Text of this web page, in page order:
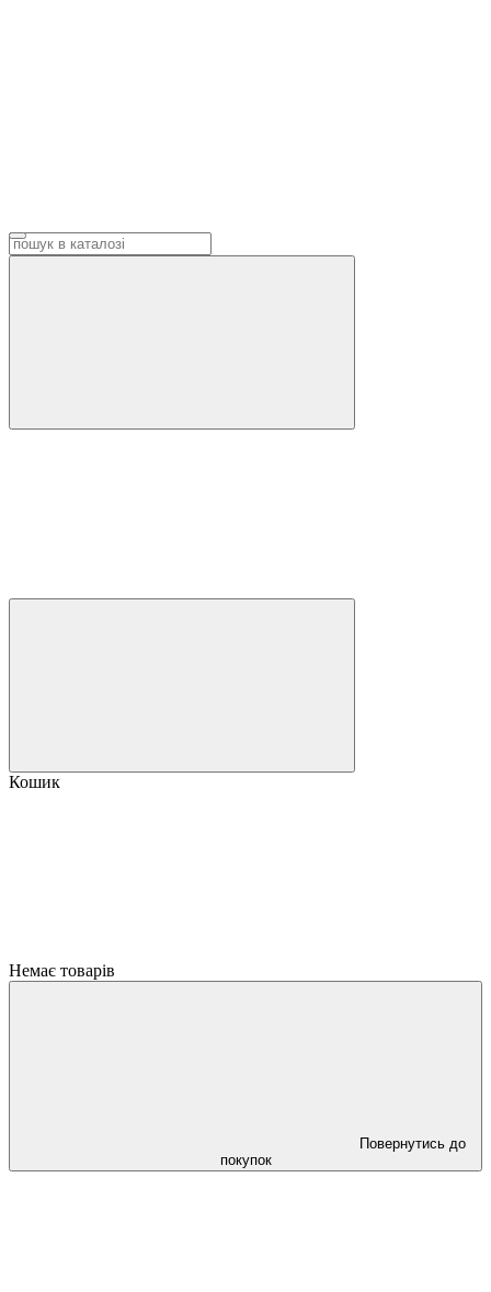
Кошик
Немає товарів
Повернутись до
покупок